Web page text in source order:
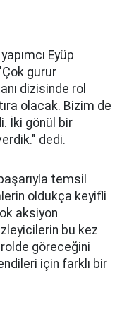
Eyüp
gurur
dizisinde rol
olacak. Bizim de
İki gönül bir
dedi.
temsil
oldukça keyifli
aksiyon
bu kez
rolde göreceğini
için farklı bir